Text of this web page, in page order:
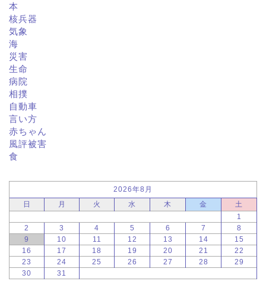
本
核兵器
気象
海
災害
生命
病院
相撲
自動車
言い方
赤ちゃん
風評被害
食
2026年8月
日
月 火 水 木 金
土
1
2
3 4 5 6 7
8
9
10 11 12 13 14
15
16
17 18 19 20 21
22
23
24 25 26 27 28
29
30
31